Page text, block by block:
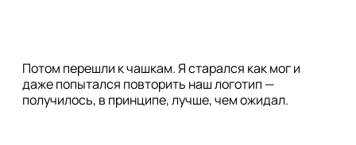
Потом перешли к чашкам. Я старался как мог и
даже попытался повторить наш логотип —
получилось, в принципе, лучше, чем ожидал.